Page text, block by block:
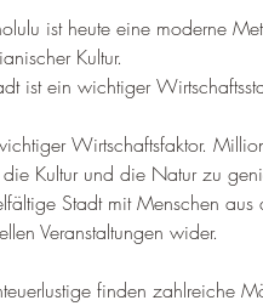
ist heute eine moderne
Kultur.
ist ein wichtiger
Wirtschaftsfaktor.
Kultur und die Natur zu
Stadt mit Menschen
Veranstaltungen wider.
finden zahlreiche